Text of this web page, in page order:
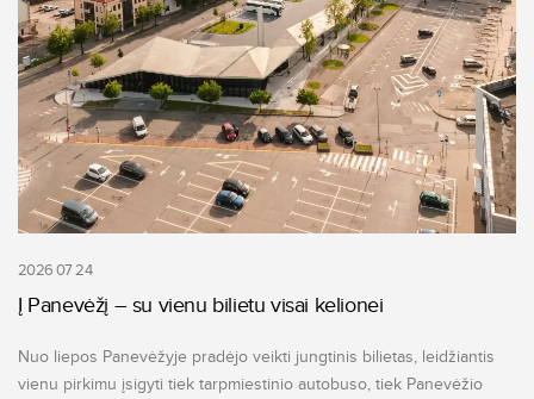
2026 07 24
Į Panevėžį – su vienu bilietu visai kelionei
Nuo liepos Panevėžyje pradėjo veikti jungtinis bilietas, leidžiantis
vienu pirkimu įsigyti tiek tarpmiestinio autobuso, tiek Panevėžio